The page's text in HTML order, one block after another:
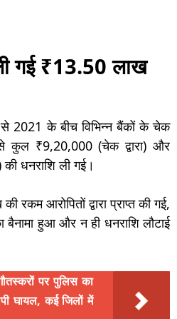
गई ₹13.50 लाख
से 2021 के बीच विभिन्न बैंकों के चेक
कुल ₹9,20,000 (चेक द्वारा) और
की धनराशि ली गई।
आरोपितों द्वारा प्राप्त की गई,
हुआ और न ही धनराशि लौटाई
पर पुलिस का
घायल, कई जिलों में